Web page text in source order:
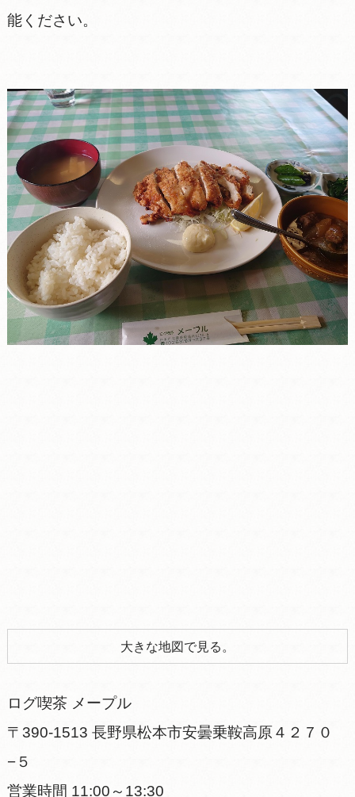
能ください。
大きな地図で見る。
ログ喫茶 メープル
〒390-1513 長野県松本市安曇乗鞍高原４２７０
−５
営業時間 11:00～13:30